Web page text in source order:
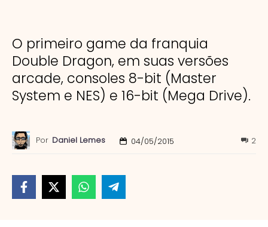
O primeiro game da franquia
Double Dragon, em suas versões
arcade, consoles 8-bit (Master
System e NES) e 16-bit (Mega Drive).
Por Daniel Lemes 04/05/2015 2